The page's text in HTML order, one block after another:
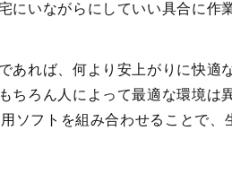
にいながらにしていい具合に作
あれば、何より安上がりに快適
ちろん人によって最適な環境は
ソフトを組み合わせることで